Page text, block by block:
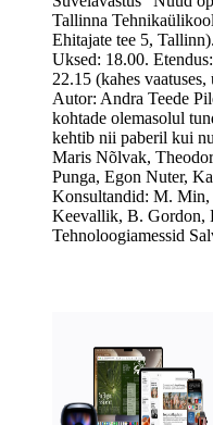
Tallinna
Ehitajate tee 5,
Uksed: 18.00.
22.15 (kahes
Autor: Andra Teede
kohtade olemasolul
kehtib nii paberil kui
Maris Nõlvak,
Punga, Egon Nuter,
Konsultandid: M.
Keevallik, B. Gordon,
Tehnoloogiamessid